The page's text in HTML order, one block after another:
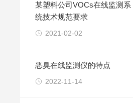
某塑料公司VOCs在线监测系
统技术规范要求
2021-02-02
恶臭在线监测仪的特点
2022-11-14